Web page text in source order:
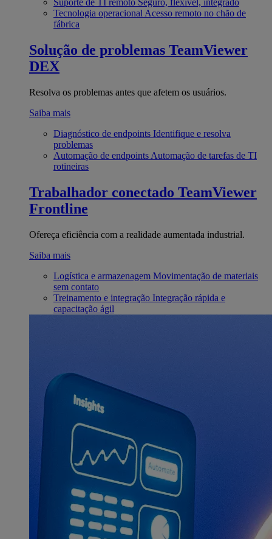
Suporte de TI remoto Seguro, flexível, integrado
Tecnologia operacional Acesso remoto no chão de
fábrica
Solução de problemas TeamViewer
DEX
Resolva os problemas antes que afetem os usuários.
Saiba mais
Diagnóstico de endpoints Identifique e resolva
problemas
Automação de endpoints Automação de tarefas de TI
rotineiras
Trabalhador conectado TeamViewer
Frontline
Ofereça eficiência com a realidade aumentada industrial.
Saiba mais
Logística e armazenagem Movimentação de materiais
sem contato
Treinamento e integração Integração rápida e
capacitação ágil